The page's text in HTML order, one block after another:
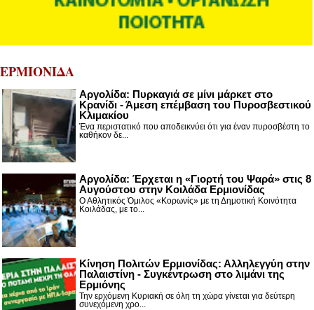
ΕΡΜΙΟΝΙΔΑ
Αργολίδα: Πυρκαγιά σε μίνι μάρκετ στο
Κρανίδι - Άμεση επέμβαση του Πυροσβεστικού
Κλιμακίου
Ένα περιστατικό που αποδεικνύει ότι για έναν πυροσβέστη το
καθήκον δε...
Αργολίδα: Έρχεται η «Γιορτή του Ψαρά» στις 8
Αυγούστου στην Κοιλάδα Ερμιονίδας
Ο Αθλητικός Όμιλος «Κορωνίς» με τη Δημοτική Κοινότητα
Κοιλάδας, με το...
Κίνηση Πολιτών Ερμιονίδας: Αλληλεγγύη στην
Παλαιστίνη - Συγκέντρωση στο λιμάνι της
Ερμιόνης
Την ερχόμενη Κυριακή σε όλη τη χώρα γίνεται για δεύτερη
συνεχόμενη χρο...